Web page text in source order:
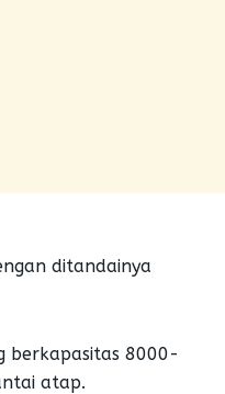
ditandainya
berkapasitas 8000-
atap.